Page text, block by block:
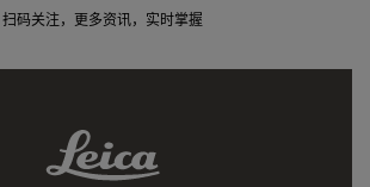
扫码关注，更多资讯，实时掌握
Leica
Link